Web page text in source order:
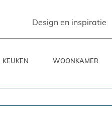
Design en inspiratie
KEUKEN WOONKAMER